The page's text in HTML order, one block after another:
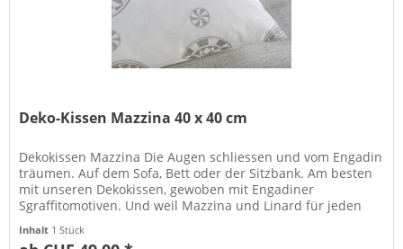
Deko-Kissen Mazzina 40 x 40 cm
Dekokissen Mazzina Die Augen schliessen und vom Engadin
träumen. Auf dem Sofa, Bett oder der Sitzbank. Am besten
mit unseren Dekokissen, gewoben mit Engadiner
Sgraffitomotiven. Und weil Mazzina und Linard für jeden
Inhalt 1 Stück